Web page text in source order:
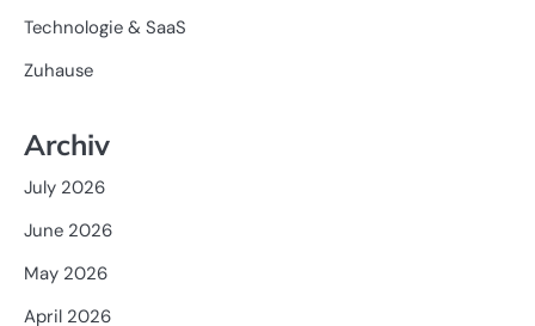
Technologie & SaaS
Zuhause
Archiv
July 2026
June 2026
May 2026
April 2026